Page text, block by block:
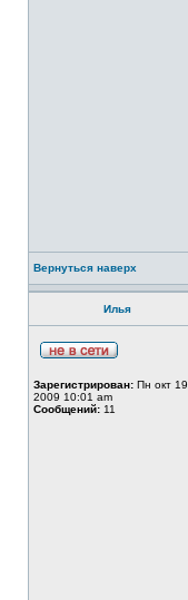
Вернуться наверх
Илья
Зарегистрирован: Пн окт 19,
2009 10:01 am
Сообщений: 11